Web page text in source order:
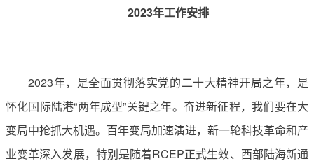
2023年工作安排
2023年，是全面贯彻落实党的二十大精神开局之年，是
怀化国际陆港“两年成型”关键之年。奋进新征程，我们要在大
变局中抢抓大机遇。百年变局加速演进，新一轮科技革命和产
业变革深入发展，特别是随着RCEP正式生效、西部陆海新通